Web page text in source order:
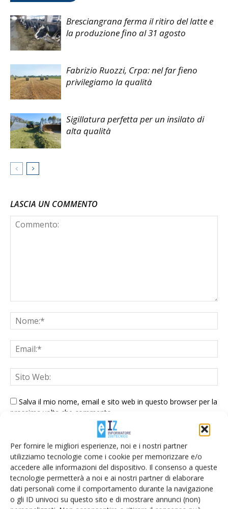
Per fornire le migliori esperienze, noi e i nostri partner
utilizziamo tecnologie come i cookie per memorizzare e/o
accedere alle informazioni del dispositivo. Il consenso a queste
tecnologie permetterà a noi e ai nostri partner di elaborare
dati personali come il comportamento durante la navigazione
o gli ID univoci su questo sito e di mostrare annunci (non)
Bresciangrana ferma il ritiro del latte e
la produzione fino al 31 agosto
Fabrizio Ruozzi, Crpa: nel far fieno
privilegiamo la qualità
Sigillatura perfetta per un insilato di
alta qualità
LASCIA UN COMMENTO
Salva il mio nome, email e sito web in questo browser per la
prossima volta che commento.
E-magazine